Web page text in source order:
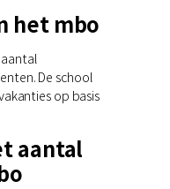
het mbo
De school
op basis
aantal